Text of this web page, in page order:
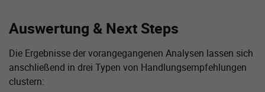
Auswertung & Next Steps
Die Ergebnisse der vorangegangenen Analysen lassen sich
anschließend in drei Typen von Handlungsempfehlungen
clustern: